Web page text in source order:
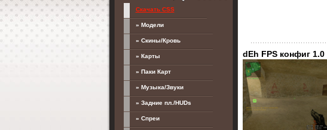
dEh FPS конфиг 1.0
Скачать CSS
» Модели
» Скины/Кровь
» Карты
» Паки Карт
» Музыка/Звуки
» Задние пл./HUDs
» Спреи